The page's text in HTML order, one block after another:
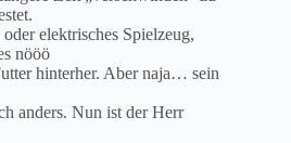
elektrisches Spielzeug,
nööö
hinterher. Aber naja… sein
anders. Nun ist der Herr